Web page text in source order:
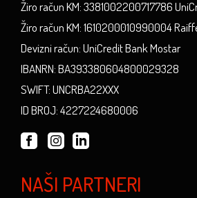
Žiro račun KM: 3381002200717786
Žiro račun KM: 1610200010990004
Devizni račun: UniCredit Bank Mostar
IBANRN: BA393380604800029328
SWIFT: UNCRBA22XXX
ID BROJ: 4227224680006
NAŠI PARTNERI